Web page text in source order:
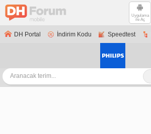
Uygulama
ile Aç
DH Portal İndirim Kodu Speedtest